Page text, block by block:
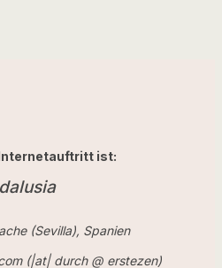
ist:
(Sevilla), Spanien
(|at| durch @ erstezen)